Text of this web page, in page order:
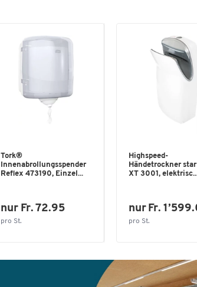
Tork®
Innenabrollungsspender
Reflex 473190, Einzel...
nur Fr. 72.95
pro St.
Highspeed-
Händetrockner
XT 3001,
nur Fr.
pro St.